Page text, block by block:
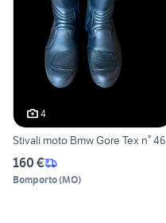
4
Stivali moto Bmw Gore Tex n° 46
160 €
Bomporto(MO)